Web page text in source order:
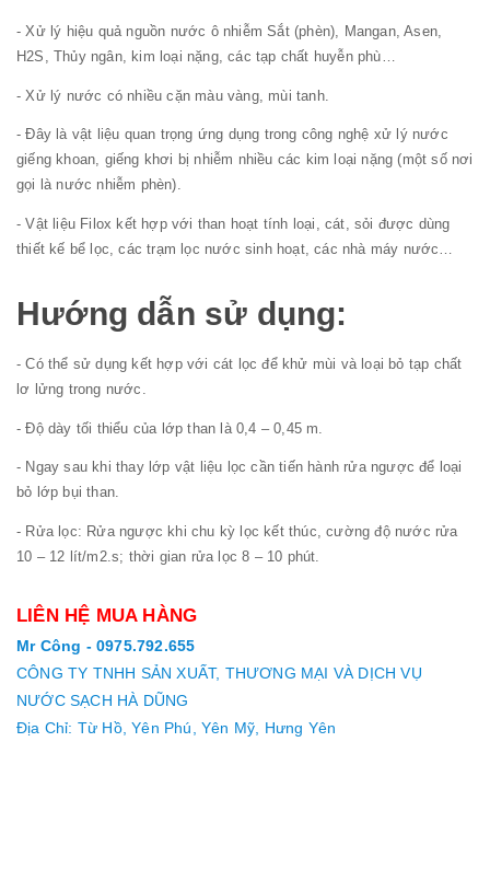
- Xử lý hiệu quả nguồn nước ô nhiễm Sắt (phèn), Mangan, Asen,
H2S, Thủy ngân, kim loại nặng, các tạp chất huyễn phù…
- Xử lý nước có nhiều cặn màu vàng, mùi tanh.
- Đây là vật liệu quan trọng ứng dụng trong công nghệ xử lý nước
giếng khoan, giếng khơi bị nhiễm nhiều các kim loại nặng (một số nơi
gọi là nước nhiễm phèn).
- Vật liệu Filox kết hợp với than hoạt tính loại, cát, sỏi được dùng
thiết kế bể lọc, các trạm lọc nước sinh hoạt, các nhà máy nước…
Hướng dẫn sử dụng:
- Có thể sử dụng kết hợp với cát lọc để khử mùi và loại bỏ tạp chất
lơ lửng trong nước.
- Độ dày tối thiểu của lớp than là 0,4 – 0,45 m.
- Ngay sau khi thay lớp vật liệu lọc cần tiến hành rửa ngược để loại
bỏ lớp bụi than.
- Rửa lọc: Rửa ngược khi chu kỳ lọc kết thúc, cường độ nước rửa
10 – 12 lít/m2.s; thời gian rửa lọc 8 – 10 phút.
LIÊN HỆ MUA HÀNG
Mr Công - 0975.792.655
CÔNG TY TNHH SẢN XUẤT, THƯƠNG MẠI VÀ DỊCH VỤ
NƯỚC SẠCH HÀ DŨNG
Địa Chỉ: Từ Hồ, Yên Phú, Yên Mỹ, Hưng Yên